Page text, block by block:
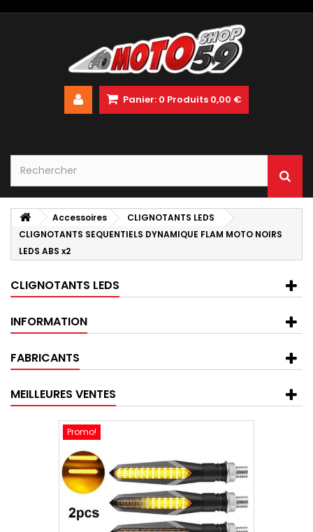
Panier: 0 Produits 0,00 €
Accessoires
CLIGNOTANTS LEDS
CLIGNOTANTS SEQUENTIELS DYNAMIQUE FLAM MOTO NOIRS
LEDS ABS x2
CLIGNOTANTS LEDS
INFORMATION
FABRICANTS
MEILLEURES VENTES
Promo!